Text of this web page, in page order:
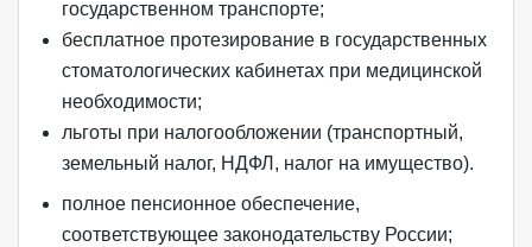
государственном транспорте;
бесплатное протезирование в государственных
стоматологических кабинетах при медицинской
необходимости;
льготы при налогообложении (транспортный,
земельный налог, НДФЛ, налог на имущество).
полное пенсионное обеспечение,
соответствующее законодательству России;